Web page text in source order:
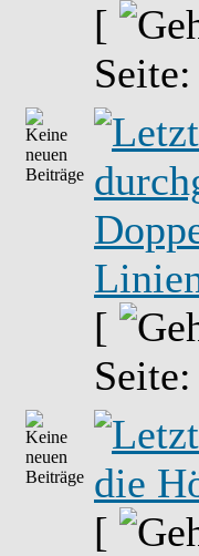
[
Seite:
[
Seite:
die
[